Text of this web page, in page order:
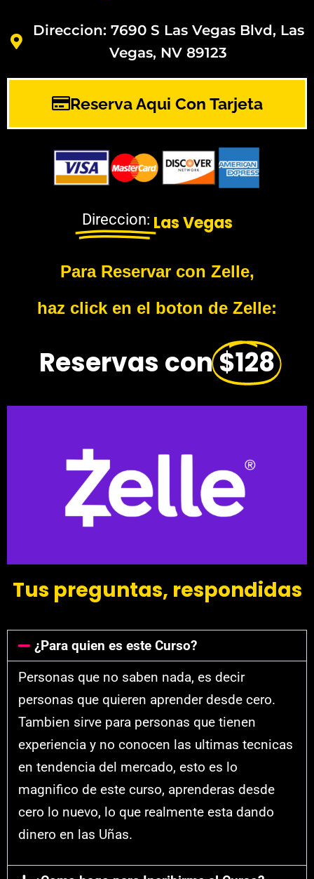
Direccion: 7690 S Las Vegas Blvd, Las
Vegas, NV 89123
Reserva Aqui Con Tarjeta
Direccion: Las Vegas
Para Reservar con Zelle,
haz click en el boton de Zelle:
Reservas con$128
Tus preguntas, respondidas
¿Para quien es este Curso?
Personas que no saben nada, es decir
personas que quieren aprender desde cero.
Tambien sirve para personas que tienen
experiencia y no conocen las ultimas tecnicas
en tendencia del mercado, esto es lo
magnifico de este curso, aprenderas desde
cero lo nuevo, lo que realmente esta dando
dinero en las Uñas.